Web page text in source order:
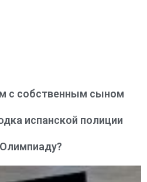
с собственным сыном
испанской полиции